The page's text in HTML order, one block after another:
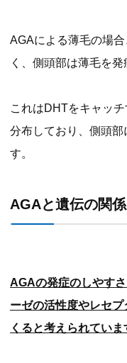
AGAによる薄毛の場
く、側頭部は薄毛を発
これはDHTをキャッ
分布しており、側頭
す。
AGAと遺伝の関係
AGAの発症のしやす
ーゼの活性度やレセ
くると考えられていま